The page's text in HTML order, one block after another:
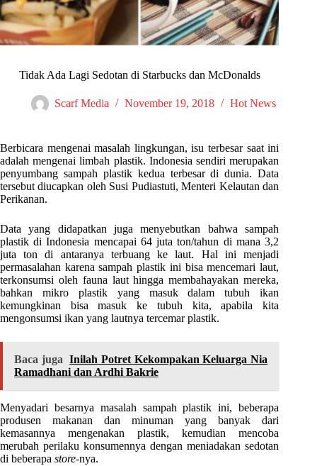
Tidak Ada Lagi Sedotan di Starbucks dan McDonalds
Scarf Media November 19, 2018 Hot News
Berbicara mengenai masalah lingkungan, isu terbesar saat ini
adalah mengenai limbah plastik. Indonesia sendiri merupakan
penyumbang sampah plastik kedua terbesar di dunia. Data
tersebut diucapkan oleh Susi Pudiastuti, Menteri Kelautan dan
Perikanan.
Data yang didapatkan juga menyebutkan bahwa sampah
plastik di Indonesia mencapai 64 juta ton/tahun di mana 3,2
juta ton di antaranya terbuang ke laut. Hal ini menjadi
permasalahan karena sampah plastik ini bisa mencemari laut,
terkonsumsi oleh fauna laut hingga membahayakan mereka,
bahkan mikro plastik yang masuk dalam tubuh ikan
kemungkinan bisa masuk ke tubuh kita, apabila kita
mengonsumsi ikan yang lautnya tercemar plastik.
Baca juga
Inilah Potret Kekompakan Keluarga Nia
Ramadhani dan Ardhi Bakrie
Menyadari besarnya masalah sampah plastik ini, beberapa
produsen makanan dan minuman yang banyak dari
kemasannya mengenakan plastik, kemudian mencoba
merubah perilaku konsumennya dengan meniadakan sedotan
di beberapa store-nya.